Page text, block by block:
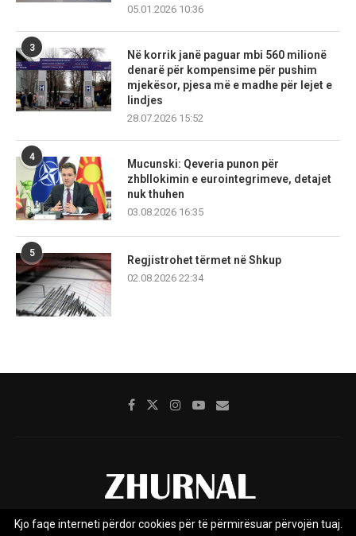
05.01.2026 10:36
3
Në korrik janë paguar mbi 560 milionë
denarë për kompensime për pushim
mjekësor, pjesa më e madhe për lejet e
lindjes
28.07.2026 15:52
4
Mucunski: Qeveria punon për
zhbllokimin e eurointegrimeve, detajet
nuk thuhen
03.08.2026 16:35
5
Regjistrohet tërmet në Shkup
02.08.2026 22:34
Kjo faqe interneti përdor cookies për të përmirësuar përvojën tuaj.